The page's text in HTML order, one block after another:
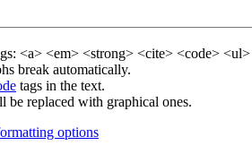
<a> <em> <strong> <cite> <code>
break automatically.
tags in the text.
be replaced with graphical ones.
options